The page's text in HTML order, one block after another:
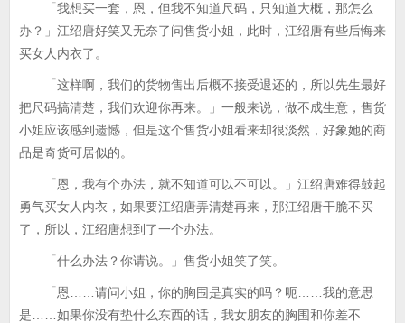
「我想买一套，恩，但我不知道尺码，只知道大概，那怎么
办？」江绍唐好笑又无奈了问售货小姐，此时，江绍唐有些后悔来
买女人内衣了。
「这样啊，我们的货物售出后概不接受退还的，所以先生最好
把尺码搞清楚，我们欢迎你再来。」一般来说，做不成生意，售货
小姐应该感到遗憾，但是这个售货小姐看来却很淡然，好象她的商
品是奇货可居似的。
「恩，我有个办法，就不知道可以不可以。」江绍唐难得鼓起
勇气买女人内衣，如果要江绍唐弄清楚再来，那江绍唐干脆不买
了，所以，江绍唐想到了一个办法。
「什么办法？你请说。」售货小姐笑了笑。
「恩……请问小姐，你的胸围是真实的吗？呃……我的意思
是……如果你没有垫什么东西的话，我女朋友的胸围和你差不